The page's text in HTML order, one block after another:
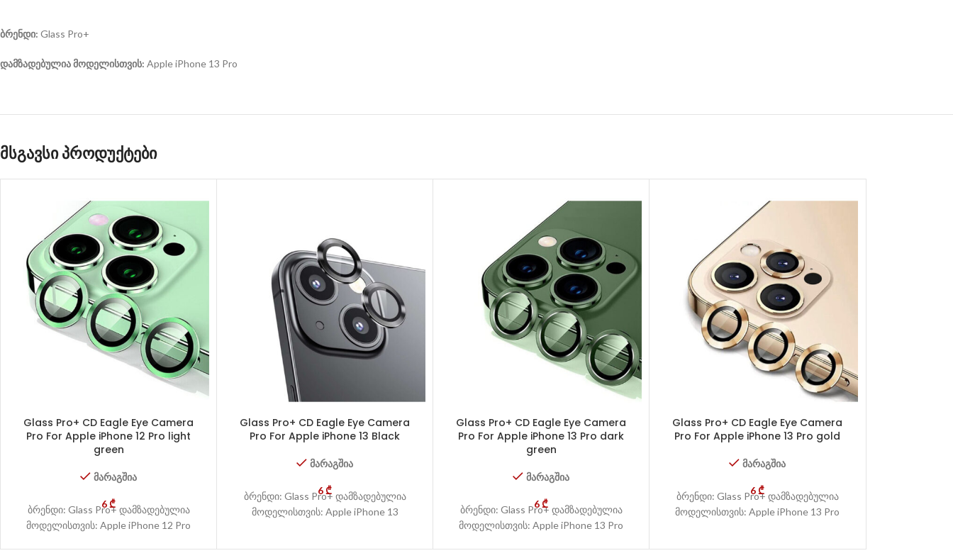
ბრენდი: Glass Pro+
დამზადებულია მოდელისთვის: Apple iPhone 13 Pro
მსგავსი პროდუქტები
Glass Pro+ CD Eagle Eye Camera
Pro For Apple iPhone 12 Pro light
green
მარაგშია
6₾
ბრენდი: Glass Pro+ დამზადებულია
მოდელისთვის: Apple iPhone 12 Pro
Glass Pro+ CD Eagle Eye Camera
Pro For Apple iPhone 13 Black
მარაგშია
6₾
ბრენდი: Glass Pro+ დამზადებულია
მოდელისთვის: Apple iPhone 13
Glass Pro+ CD Eagle Eye Camera
Pro For Apple iPhone 13 Pro dark
green
მარაგშია
6₾
ბრენდი: Glass Pro+ დამზადებულია
მოდელისთვის: Apple iPhone 13 Pro
Glass Pro+ CD Eagle Eye Camera
Pro For Apple iPhone 13 Pro gold
მარაგშია
6₾
ბრენდი: Glass Pro+ დამზადებულია
მოდელისთვის: Apple iPhone 13 Pro